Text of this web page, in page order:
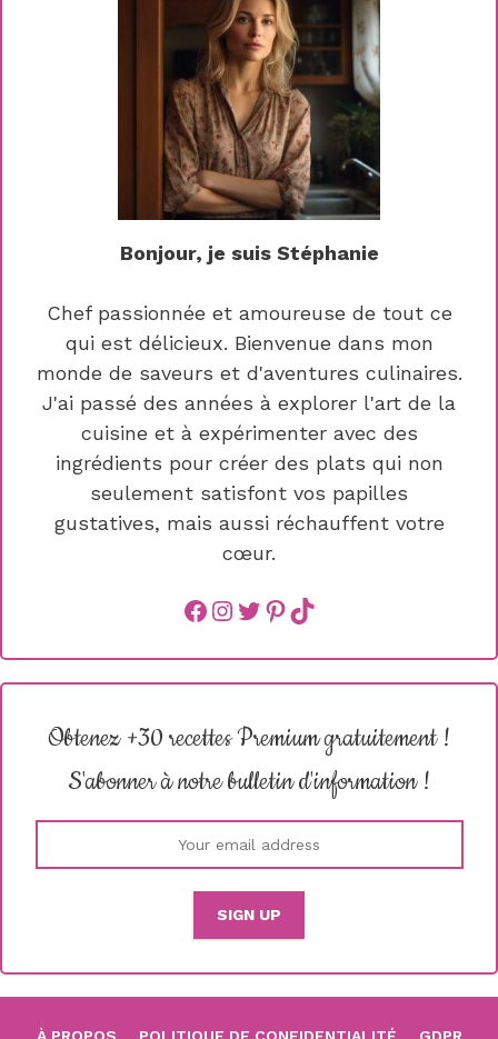
Bonjour, je suis Stéphanie
Chef passionnée et amoureuse de tout ce
qui est délicieux. Bienvenue dans mon
monde de saveurs et d'aventures culinaires.
J'ai passé des années à explorer l'art de la
cuisine et à expérimenter avec des
ingrédients pour créer des plats qui non
seulement satisfont vos papilles
gustatives, mais aussi réchauffent votre
cœur.
Facebook
instagram
Twitter
Pinterest
TikTok
Obtenez +30 recettes Premium gratuitement !
S'abonner à notre bulletin d'information !
À PROPOS POLITIQUE DE CONFIDENTIALITÉ GDPR